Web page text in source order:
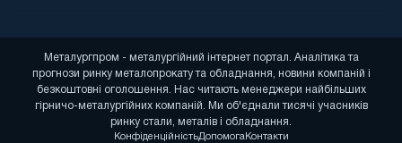
Металургпром - металургійний інтернет портал. Аналітика та
прогнози ринку металопрокату та обладнання, новини компаній і
безкоштовні оголошення. Нас читають менеджери найбільших
гірничо-металургійних компаній. Ми об'єднали тисячі учасників
ринку стали, металів і обладнання.
КонфіденційністьДопомогаКонтакти